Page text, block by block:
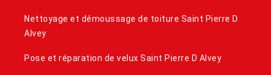
Nettoyage et démoussage de toiture Saint Pierre D
Alvey
Pose et réparation de velux Saint Pierre D Alvey